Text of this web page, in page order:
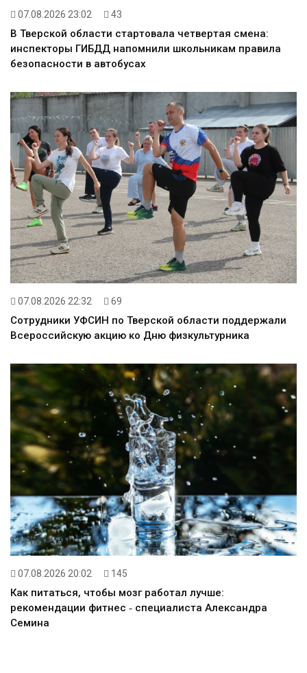
07.08.2026 23:02 43
В Тверской области стартовала четвертая смена:
инспекторы ГИБДД напомнили школьникам правила
безопасности в автобусах
07.08.2026 22:32 69
Сотрудники УФСИН по Тверской области поддержали
Всероссийскую акцию ко Дню физкультурника
07.08.2026 20:02 145
Как питаться, чтобы мозг работал лучше:
рекомендации фитнес ‑ специалиста Александра
Семина